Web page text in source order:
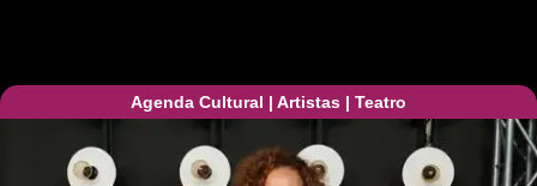
Agenda Cultural | Artistas | Teatro